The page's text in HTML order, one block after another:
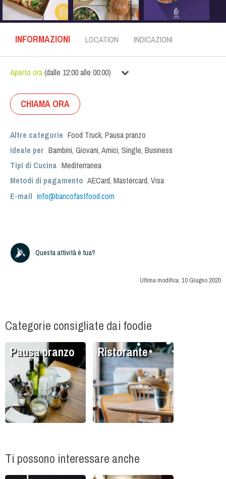
INFORMAZIONI LOCATION INDICAZIONI
Aperto ora(dalle 12:00alle 00:00)
CHIAMA ORA
Altre categorie Food Truck, Pausa pranzo
Ideale per Bambini, Giovani,Amici, Single, Business
Tipi di Cucina Mediterranea
Metodi di pagamento AECard, Mastercard, Visa
E-mail info@bancofastfood.com
Questa attività è tua?
Ultima modifica: 10 Giugno 2020
Categorie consigliate dai foodie
Pausa pranzo Ristorante
Ti possono interessare anche